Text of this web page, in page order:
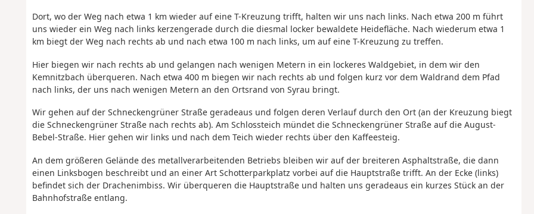
Dort, wo der Weg nach etwa 1 km wieder auf eine T-Kreuzung trifft, halten wir uns nach links. Nach etwa 200 m führt
uns wieder ein Weg nach links kerzengerade durch die diesmal locker bewaldete Heidefläche. Nach wiederum etwa 1
km biegt der Weg nach rechts ab und nach etwa 100 m nach links, um auf eine T-Kreuzung zu treffen.
Hier biegen wir nach rechts ab und gelangen nach wenigen Metern in ein lockeres Waldgebiet, in dem wir den
Kemnitzbach überqueren. Nach etwa 400 m biegen wir nach rechts ab und folgen kurz vor dem Waldrand dem Pfad
nach links, der uns nach wenigen Metern an den Ortsrand von Syrau bringt.
Wir gehen auf der Schneckengrüner Straße geradeaus und folgen deren Verlauf durch den Ort (an der Kreuzung biegt
die Schneckengrüner Straße nach rechts ab). Am Schlossteich mündet die Schneckengrüner Straße auf die August-
Bebel-Straße. Hier gehen wir links und nach dem Teich wieder rechts über den Kaffeesteig.
An dem größeren Gelände des metallverarbeitenden Betriebs bleiben wir auf der breiteren Asphaltstraße, die dann
einen Linksbogen beschreibt und an einer Art Schotterparkplatz vorbei auf die Hauptstraße trifft. An der Ecke (links)
befindet sich der Drachenimbiss. Wir überqueren die Hauptstraße und halten uns geradeaus ein kurzes Stück an der
Bahnhofstraße entlang.